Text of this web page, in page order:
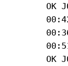
OK
OK